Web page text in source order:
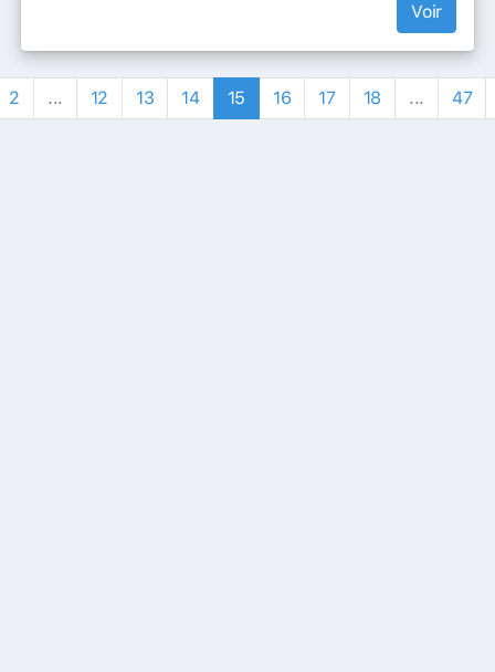
Voir
2 ... 12 13 14 15 16 17 18 ... 47